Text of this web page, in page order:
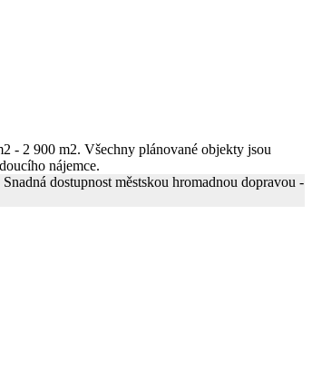
- 2 900 m2. Všechny plánované objekty jsou
nájemce.
dostupnost městskou hromadnou dopravou -